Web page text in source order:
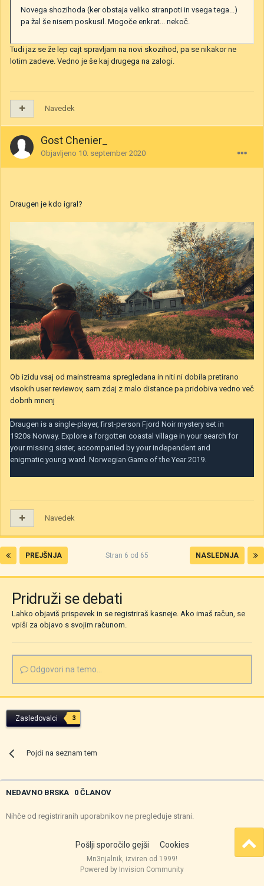
Novega shozihoda (ker obstaja veliko stranpoti in vsega tega...)
pa žal še nisem poskusil. Mogoče enkrat... nekoč.
Tudi jaz se že lep cajt spravljam na novi skozihod, pa se nikakor ne
lotim zadeve. Vedno je še kaj drugega na zalogi.
Navedek
Gost Chenier_
Objavljeno 10. september 2020
Draugen je kdo igral?
Ob izidu vsaj od mainstreama spregledana in niti ni dobila pretirano
visokih user reviewov, sam zdaj z malo distance pa pridobiva vedno več
dobrih mnenj
Draugen is a single-player, first-person Fjord Noir mystery set in
1920s Norway. Explore a forgotten coastal village in your search for
your missing sister, accompanied by your independent and
enigmatic young ward. Norwegian Game of the Year 2019.
Navedek
PREJŠNJA NASLEDNJA
Stran 6 od 65
Pridruži se debati
Lahko objaviš prispevek in se registriraš kasneje. Ako imaš račun, se
vpiši za objavo s svojim računom.
Odgovori na temo...
Zasledovalci 3
Pojdi na seznam tem
NEDAVNO BRSKA 0 ČLANOV
Nihče od registriranih uporabnikov ne pregleduje strani.
Pošlji sporočilo gejši Cookies
Mn3njalnik, izviren od 1999!
Powered by Invision Community